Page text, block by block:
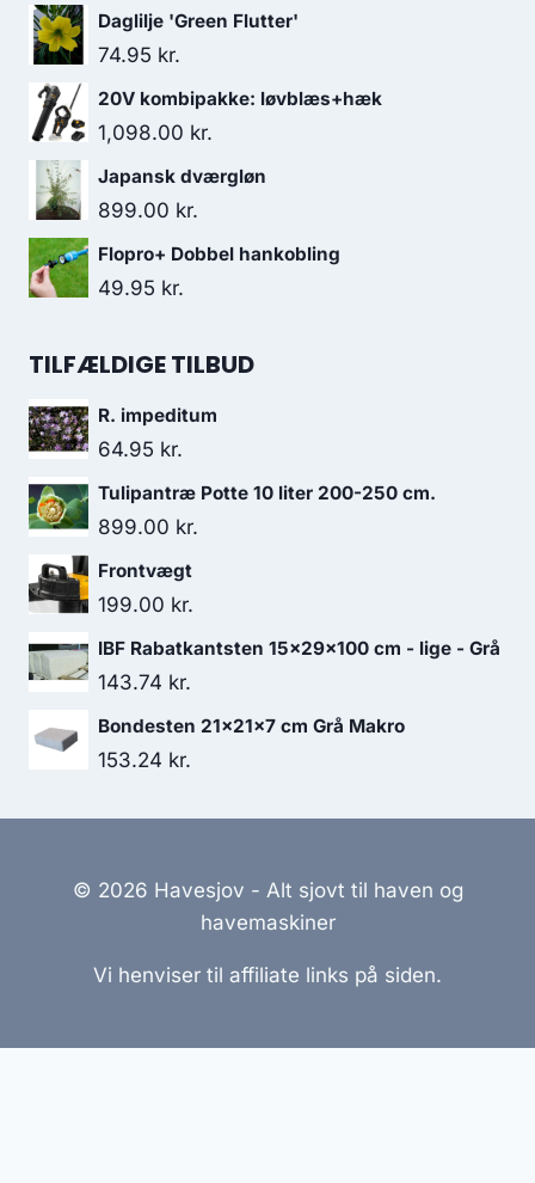
Daglilje 'Green Flutter'
74.95 kr.
20V kombipakke: løvblæs+hæk
1,098.00 kr.
Japansk dværgløn
899.00 kr.
Flopro+ Dobbel hankobling
49.95 kr.
TILFÆLDIGE TILBUD
R. impeditum
64.95 kr.
Tulipantræ Potte 10 liter 200-250 cm.
899.00 kr.
Frontvægt
199.00 kr.
IBF Rabatkantsten 15x29x100 cm - lige - Grå
143.74 kr.
Bondesten 21x21x7 cm Grå Makro
153.24 kr.
© 2026 Havesjov - Alt sjovt til haven og
havemaskiner
Vi henviser til affiliate links på siden.